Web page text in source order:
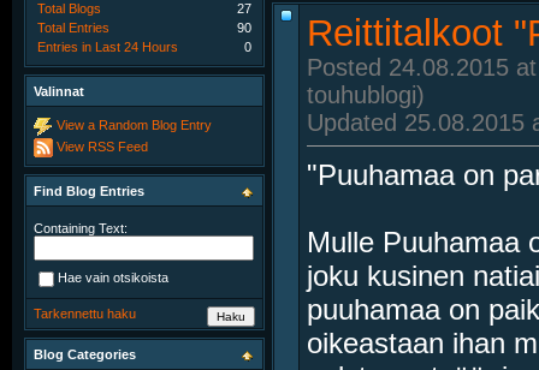
Reittitalkoot
Posted 24.08.2015
touhublogi)
Updated 25.08.2015
"Puuhamaa on
Mulle Puuhamaa
joku kusinen
puuhamaa on
oikeastaan ihan
Total Blogs
27
Total Entries
90
Entries in Last 24 Hours
0
Valinnat
View a Random Blog Entry
View RSS Feed
Find Blog Entries
Containing Text:
Hae vain otsikoista
Tarkennettu haku
Blog Categories